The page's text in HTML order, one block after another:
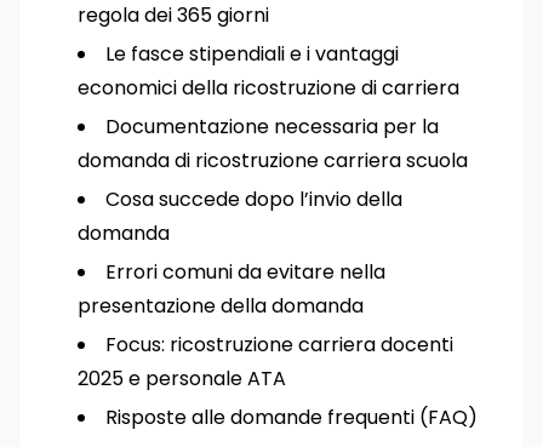
regola dei 365 giorni
Le fasce stipendiali e i vantaggi
economici della ricostruzione di carriera
Documentazione necessaria per la
domanda di ricostruzione carriera scuola
Cosa succede dopo l’invio della
domanda
Errori comuni da evitare nella
presentazione della domanda
Focus: ricostruzione carriera docenti
2025 e personale ATA
Risposte alle domande frequenti (FAQ)